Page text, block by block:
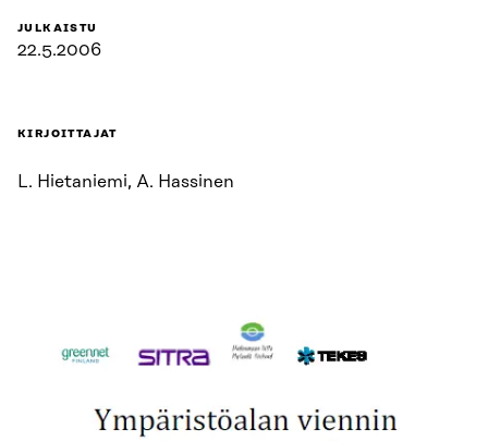
JULKAISTU
22.5.2006
KIRJOITTAJAT
L. Hietaniemi, A. Hassinen